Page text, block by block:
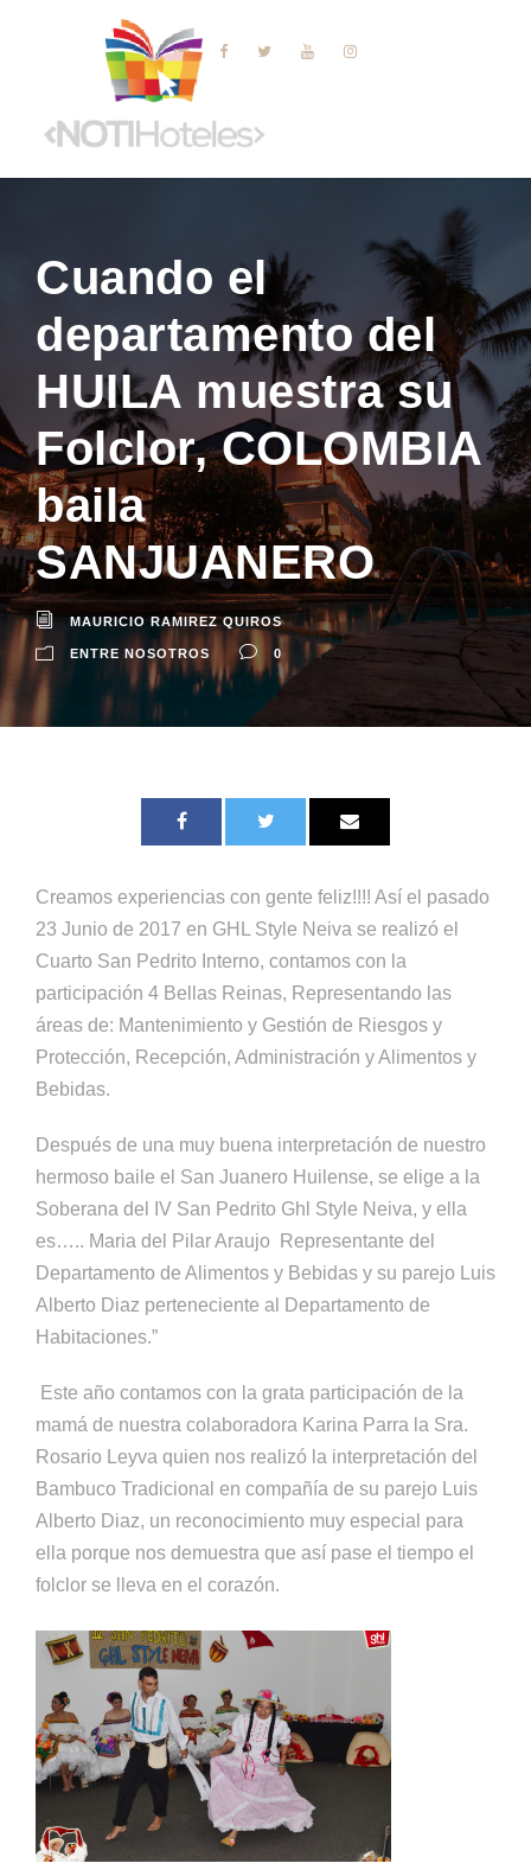
Cuando el
departamento del
HUILA muestra su
Folclor, COLOMBIA
baila
SANJUANERO
MAURICIO RAMIREZ QUIROS
ENTRE NOSOTROS 0
Creamos experiencias con gente feliz!!!! Así el pasado
23 Junio de 2017 en GHL Style Neiva se realizó el
Cuarto San Pedrito Interno, contamos con la
participación 4 Bellas Reinas, Representando las
áreas de: Mantenimiento y Gestión de Riesgos y
Protección, Recepción, Administración y Alimentos y
Bebidas.
Después de una muy buena interpretación de nuestro
hermoso baile el San Juanero Huilense, se elige a la
Soberana del IV San Pedrito Ghl Style Neiva, y ella
es….. Maria del Pilar Araujo Representante del
Departamento de Alimentos y Bebidas y su parejo Luis
Alberto Diaz perteneciente al Departamento de
Habitaciones.”
Este año contamos con la grata participación de la
mamá de nuestra colaboradora Karina Parra la Sra.
Rosario Leyva quien nos realizó la interpretación del
Bambuco Tradicional en compañía de su parejo Luis
Alberto Diaz, un reconocimiento muy especial para
ella porque nos demuestra que así pase el tiempo el
folclor se lleva en el corazón.